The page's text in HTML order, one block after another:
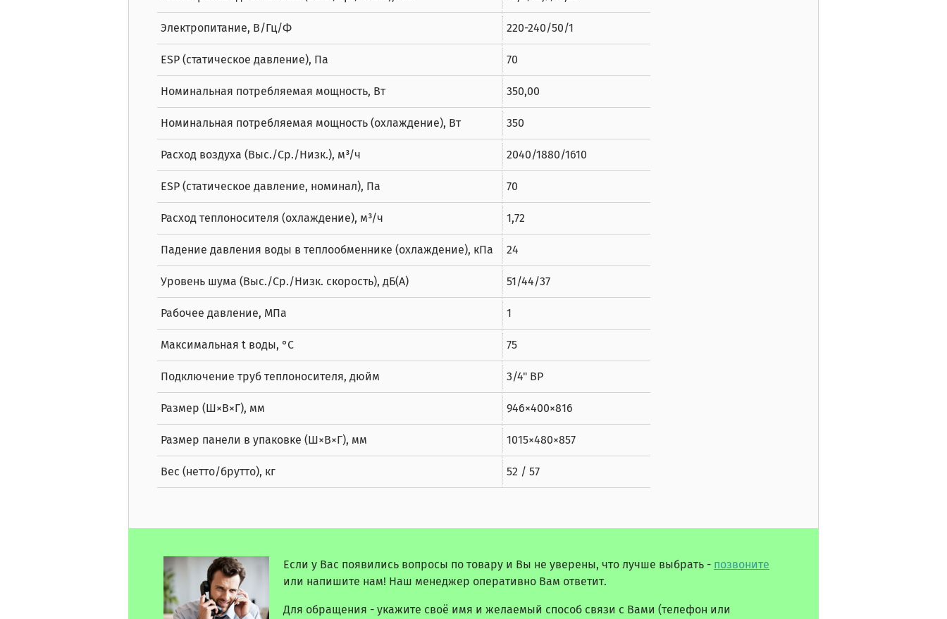
Электропитание, В/Гц/Ф 220-240/50/1
ESP (статическое давление), Па 70
Номинальная потребляемая мощность, Вт 350,00
Номинальная потребляемая мощность (охлаждение), Вт 350
Расход воздуха (Выс./Ср./Низк.), м³/ч 2040/1880/1610
ESP (статическое давление, номинал), Па 70
Расход теплоносителя (охлаждение), м³/ч 1,72
Падение давления воды в теплообменнике (охлаждение), кПа 24
Уровень шума (Выс./Ср./Низк. скорость), дБ(А) 51/44/37
Рабочее давление, МПа 1
Максимальная t воды, °C 75
Подключение труб теплоносителя, дюйм 3/4" BP
Размер (Ш×В×Г), мм 946×400×816
Размер панели в упаковке (Ш×В×Г), мм 1015×480×857
Вес (нетто/брутто), кг 52 / 57
Если у Вас появились вопросы по товару и Вы не уверены, что лучше выбрать - позвоните
или напишите нам! Наш менеджер оперативно Вам ответит.
Для обращения - укажите своё имя и желаемый способ связи с Вами (телефон или